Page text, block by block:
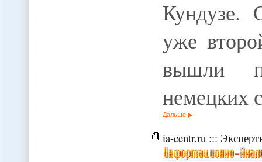
Кундузе.
уже
вышли
немецких
Дальше
ia-centr.ru :::